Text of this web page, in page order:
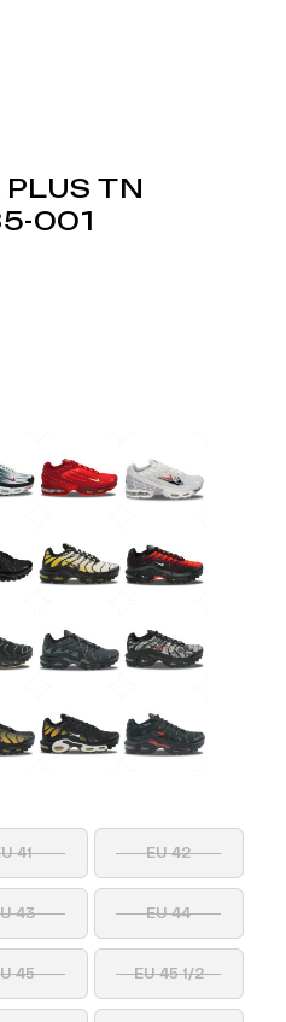
TN
001
41 EU 42
43 EU 44
45 EU 45 1/2